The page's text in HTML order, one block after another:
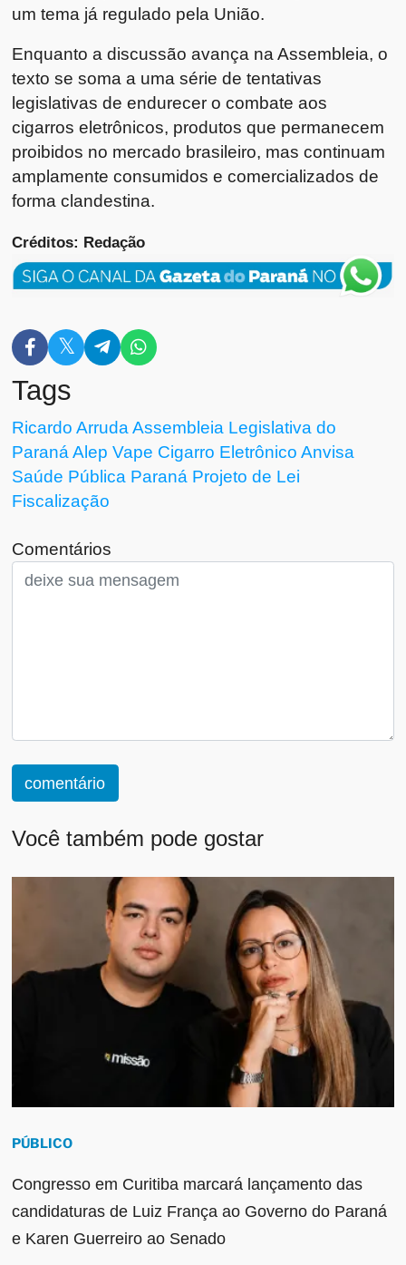
um tema já regulado pela União.
Enquanto a discussão avança na Assembleia, o
texto se soma a uma série de tentativas
legislativas de endurecer o combate aos
cigarros eletrônicos, produtos que permanecem
proibidos no mercado brasileiro, mas continuam
amplamente consumidos e comercializados de
forma clandestina.
Créditos: Redação
Tags
Ricardo Arruda Assembleia Legislativa do
Paraná Alep Vape Cigarro Eletrônico Anvisa
Saúde Pública Paraná Projeto de Lei
Fiscalização
Comentários
comentário
Você também pode gostar
PÚBLICO
Congresso em Curitiba marcará lançamento das
candidaturas de Luiz França ao Governo do Paraná
e Karen Guerreiro ao Senado